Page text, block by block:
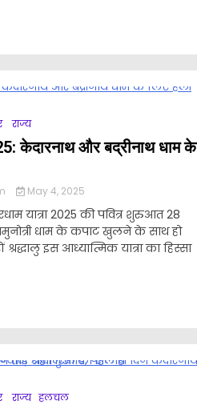
राज्य
केदारनाथ और बद्रीनाथ धाम के
May 4, 2025
यात्रा 2025 की पवित्र शुरुआत 28
धाम के कपाट खुलने के साथ हो
इस आध्यात्मिक यात्रा का हिस्सा
राज्य हलचल